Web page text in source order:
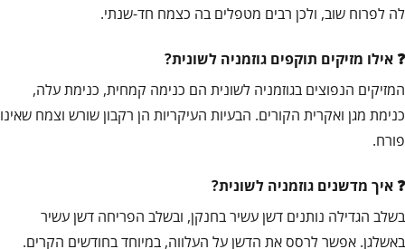
לה לפרוח שוב, ולכן רבים מטפלים בה כצמח חד-שנתי.
אילו מזיקים תוקפים גוזמניה לשונית?
המזיקים הנפוצים בגוזמניה לשונית הם כנימה קמחית, כנימת עלה,
כנימת מגן ואקרית הקורים. הבעיות העיקריות הן רקבון שורש וצמח שאינו
פורח.
איך מדשנים גוזמניה לשונית?
בשלב הגדילה נותנים דשן עשיר בחנקן, ובשלב הפריחה דשן עשיר
באשלגן. אפשר לרסס את הדשן על העלווה, במיוחד בחודשים הקרים.